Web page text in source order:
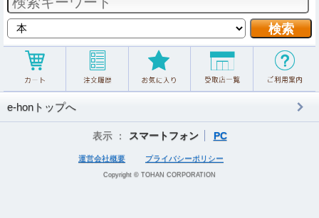
e-honトップへ
表示 ： スマートフォン PC
運営会社概要 プライバシーポリシー
Copyright © TOHAN CORPORATION